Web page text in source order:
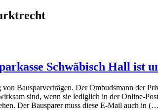
Schwäbisch Hall ist
Bausparverträgen. Der Ombudsmann der
sind, wenn sie lediglich in der Online-
Der Bausparer muss diese E-Mail auch in